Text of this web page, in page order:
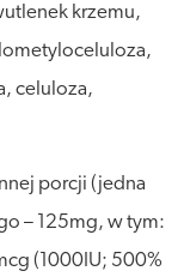
krzemu,
celuloza,
porcji (jedna
– 125mg, w tym:
(1000IU; 500%